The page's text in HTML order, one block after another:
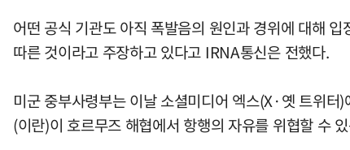
어떤 공식 기관도 아직 폭발음의 원인과 경위에 대해
따른 것이라고 주장하고 있다고 IRNA통신은 전했다.
미군 중부사령부는 이날 소셜미디어 엑스(X·옛 트위
(이란)이 호르무즈 해협에서 항행의 자유를 위협할 수